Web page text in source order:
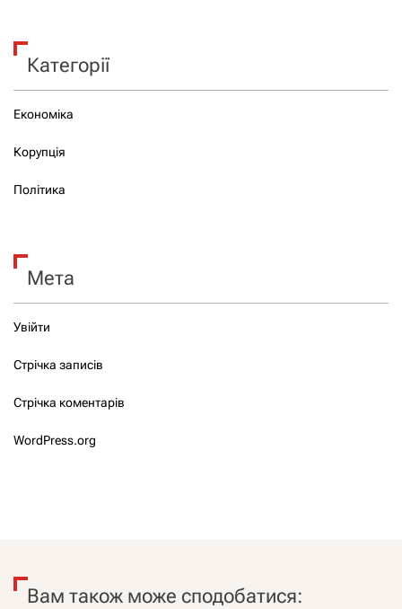
Категорії
Економіка
Корупція
Політика
Мета
Увійти
Стрічка записів
Стрічка коментарів
WordPress.org
Вам також може сподобатися: